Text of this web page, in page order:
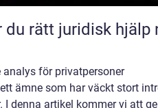
för privatpersoner
ämne som har väckt stort
denna artikel kommer vi att